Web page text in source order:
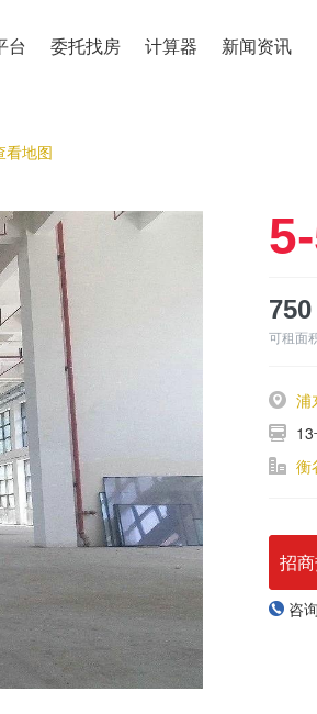
台 委托找房 计算器 新闻资讯
看地图
可租面
浦
衡
招
咨